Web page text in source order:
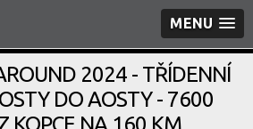
MENU
2024 - TŘÍDENNÍ
DO AOSTY - 7600
KOPCE NA 160 KM